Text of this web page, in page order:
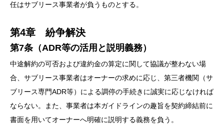
任はサブリース事業者が負うものとする。
第4章 紛争解決
第7条（ADR等の活用と説明義務）
中途解約の可否および違約金の算定に関して協議が整わない場
合、サブリース事業者はオーナーの求めに応じ、第三者機関（サ
ブリース専門ADR等）による調停の手続きに誠実に応じなければ
ならない。また、事業者は本ガイドラインの趣旨を契約締結前に
書面を用いてオーナーへ明確に説明する義務を負う。